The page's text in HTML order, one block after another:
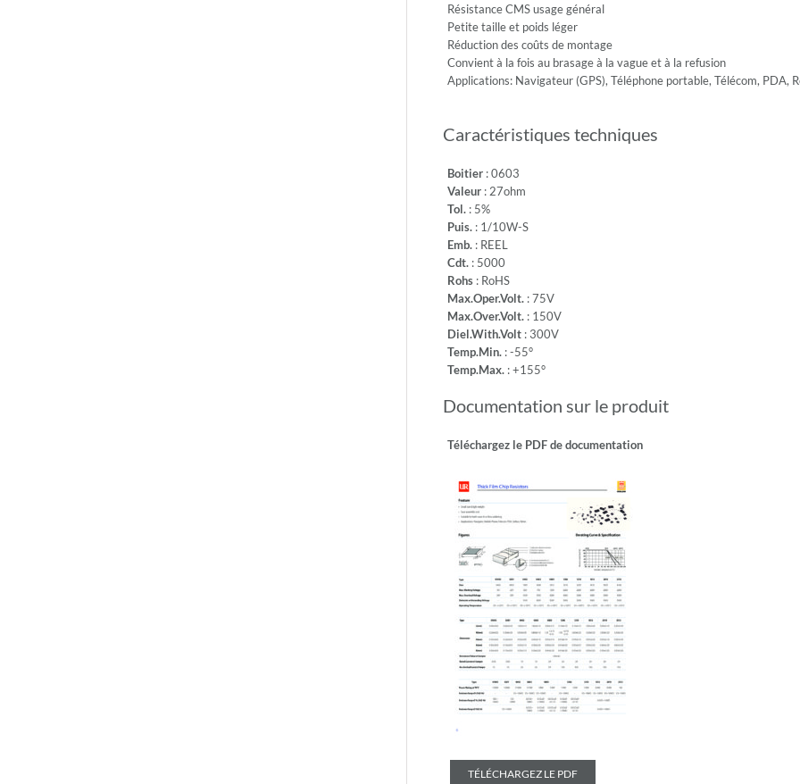
-
Résistance CMS usage général
Petite taille et poids léger
Réduction des coûts de montage
Convient à la fois au brasage à la vague et à la refusion
Applications: Navigateur (GPS), Téléphone portable, Télécom, PDA,
Caractéristiques techniques
Boitier : 0603
Valeur : 27ohm
Tol. : 5%
Puis. : 1/10W-S
Emb. : REEL
Cdt. : 5000
Rohs : RoHS
Max.Oper.Volt. : 75V
Max.Over.Volt. : 150V
Diel.With.Volt : 300V
Temp.Min. : -55°
Temp.Max. : +155°
Documentation sur le produit
Téléchargez le PDF de documentation
TÉLÉCHARGEZ LE PDF